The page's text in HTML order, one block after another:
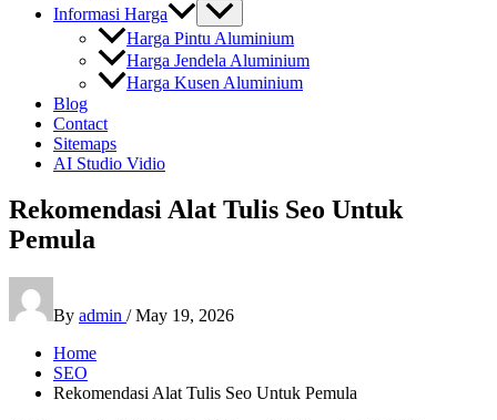
Informasi Harga
Harga Pintu Aluminium
Harga Jendela Aluminium
Harga Kusen Aluminium
Blog
Contact
Sitemaps
AI Studio Vidio
Rekomendasi Alat Tulis Seo Untuk
Pemula
By admin /May 19, 2026
Home
SEO
Rekomendasi Alat Tulis Seo Untuk Pemula